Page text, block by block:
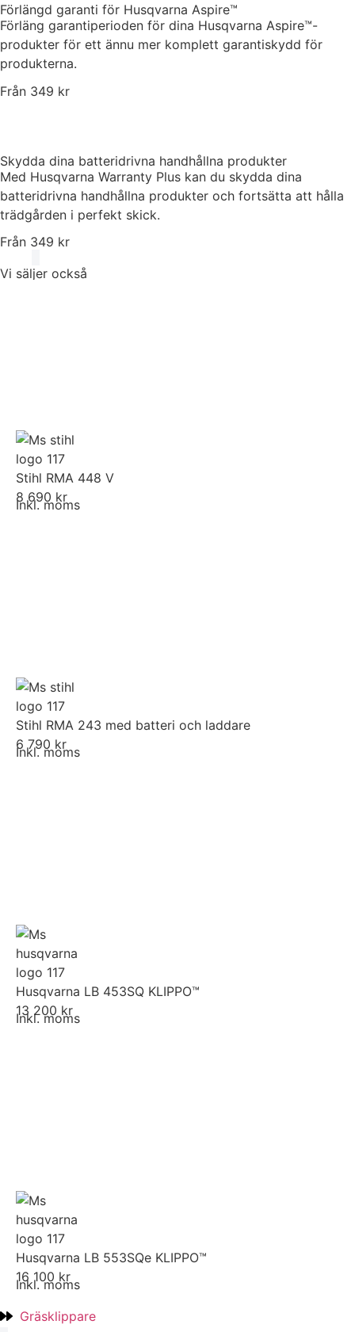
Förlängd garanti för Husqvarna Aspire™
Förläng garantiperioden för dina Husqvarna Aspire™-
produkter för ett ännu mer komplett garantiskydd för
produkterna.
Från 349 kr
Skydda dina batteridrivna handhållna produkter
Med Husqvarna Warranty Plus kan du skydda dina
batteridrivna handhållna produkter och fortsätta att hålla
trädgården i perfekt skick.
Från 349 kr
Vi säljer också
Stihl RMA 448 V
8 690 kr
Inkl. moms
Stihl RMA 243 med batteri och laddare
6 790 kr
Inkl. moms
Husqvarna LB 453SQ KLIPPO™
13 200 kr
Inkl. moms
Husqvarna LB 553SQe KLIPPO™
16 100 kr
Inkl. moms
Gräsklippare